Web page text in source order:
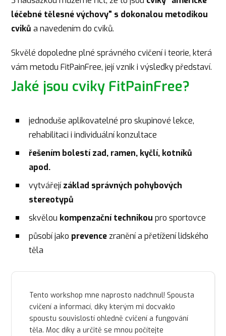
léčebné tělesné výchovy" s dokonalou metodikou
cviků a navedením do cviků.
Skvělé dopoledne plné správného cvičení i teorie, která
vám metodu FitPainFree, její vznik i výsledky představí.
Jaké jsou cviky FitPainFree?
jednoduše aplikovatelné pro skupinové lekce,
rehabilitaci i individuální konzultace
řešením bolestí zad, ramen, kyčlí, kotníků
apod.
vytvářejízáklad správných pohybových
stereotypů
skvělou kompenzační technikou pro sportovce
působí jako prevence zranění a přetížení lidského
těla
Tento workshop mne naprosto nadchnul! Spousta
cvičení a informací, díky kterým mi docvaklo
spoustu souvislostí ohledně cvičení a fungování
těla. Moc díky a určitě se mnou počítejte